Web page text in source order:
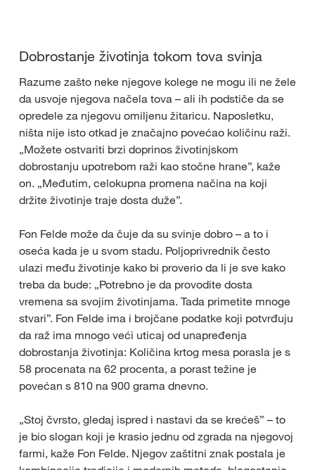
Dobrostanje životinja tokom tova svinja
Razume zašto neke njegove kolege ne mogu ili ne žele
da usvoje njegova načela tova – ali ih podstiče da se
opredele za njegovu omiljenu žitaricu. Naposletku,
ništa nije isto otkad je značajno povećao količinu raži.
„Možete ostvariti brzi doprinos životinjskom
dobrostanju upotrebom raži kao stočne hrane”, kaže
on. „Međutim, celokupna promena načina na koji
držite životinje traje dosta duže”.
Fon Felde može da čuje da su svinje dobro – a to i
oseća kada je u svom stadu. Poljoprivrednik često
ulazi među životinje kako bi proverio da li je sve kako
treba da bude: „Potrebno je da provodite dosta
vremena sa svojim životinjama. Tada primetite mnoge
stvari”. Fon Felde ima i brojčane podatke koji potvrđuju
da raž ima mnogo veći uticaj od unapređenja
dobrostanja životinja: Količina krtog mesa porasla je s
58 procenata na 62 procenta, a porast težine je
povećan s 810 na 900 grama dnevno.
„Stoj čvrsto, gledaj ispred i nastavi da se krećeš” – to
je bio slogan koji je krasio jednu od zgrada na njegovoj
farmi, kaže Fon Felde. Njegov zaštitni znak postala je